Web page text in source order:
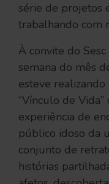
série de projetos
trabalhando com
À convite do
semana do mês
esteve
“Vínculo de
experiência de
público idoso da
conjunto de
histórias